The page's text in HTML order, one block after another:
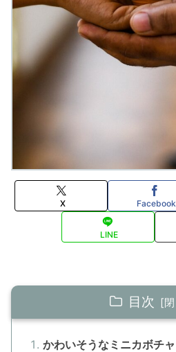
X Facebook
LINE
目次
かわいそうなミニカボチャ